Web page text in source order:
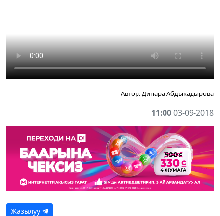
Автор:Динара Абдыкадырова
11:0003-09-2018
Жазылуу